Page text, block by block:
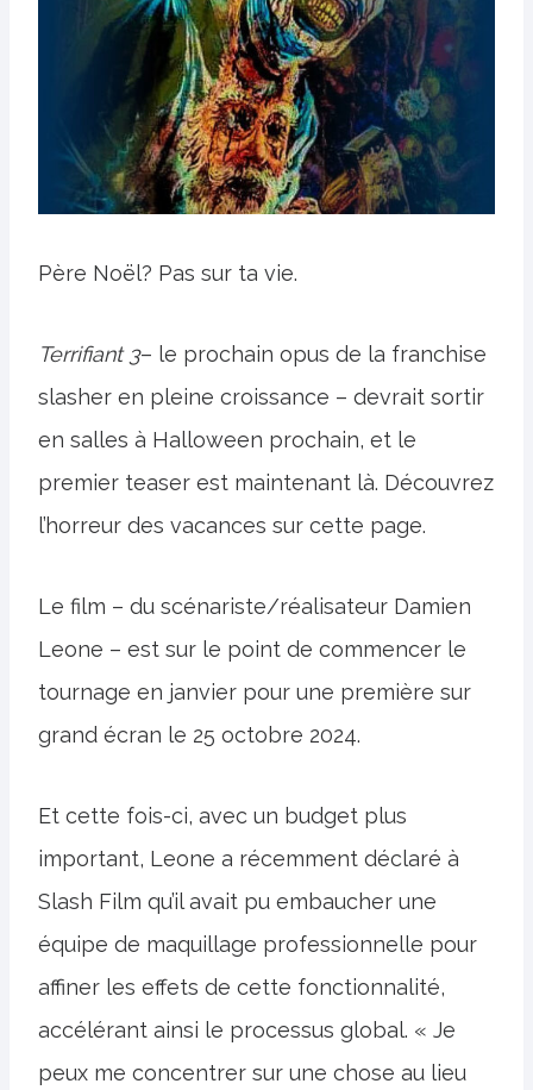
Père Noël? Pas sur ta vie.
Terrifiant 3– le prochain opus de la franchise
slasher en pleine croissance – devrait sortir
en salles à Halloween prochain, et le
premier teaser est maintenant là. Découvrez
l’horreur des vacances sur cette page.
Le film – du scénariste/réalisateur Damien
Leone – est sur le point de commencer le
tournage en janvier pour une première sur
grand écran le 25 octobre 2024.
Et cette fois-ci, avec un budget plus
important, Leone a récemment déclaré à
Slash Film qu’il avait pu embaucher une
équipe de maquillage professionnelle pour
affiner les effets de cette fonctionnalité,
accélérant ainsi le processus global. « Je
peux me concentrer sur une chose au lieu